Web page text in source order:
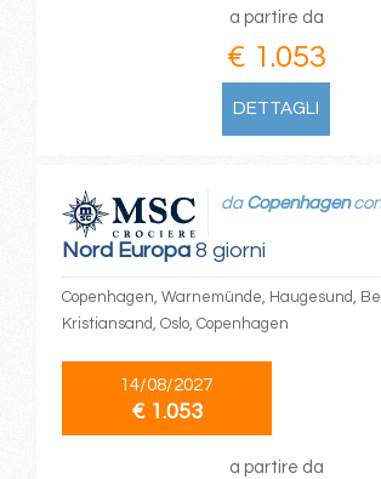
a partire da
€ 1.053
DETTAGLI
Nord Europa8 giorni
da Copenhagen
Copenhagen, Warnemünde, Haugesund,
Kristiansand, Oslo, Copenhagen
14/08/2027
€ 1.053
a partire da